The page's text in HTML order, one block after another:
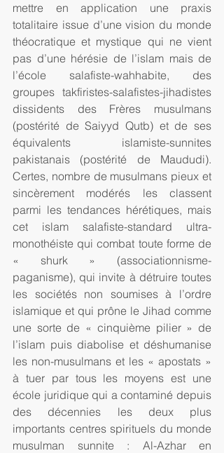
mettre en application une praxis
totalitaire issue d’une vision du monde
théocratique et mystique qui ne vient
pas d’une hérésie de l’islam mais de
l’école salafiste-wahhabite, des
groupes takfiristes-salafistes-jihadistes
dissidents des Frères musulmans
(postérité de Saiyyd Qutb) et de ses
équivalents islamiste-sunnites
pakistanais (postérité de Maududi).
Certes, nombre de musulmans pieux et
sincèrement modérés les classent
parmi les tendances hérétiques, mais
cet islam salafiste-standard ultra-
monothéiste qui combat toute forme de
« shurk » (associationnisme-
paganisme), qui invite à détruire toutes
les sociétés non soumises à l’ordre
islamique et qui prône le Jihad comme
une sorte de « cinquième pilier » de
l’islam puis diabolise et déshumanise
les non-musulmans et les « apostats »
à tuer par tous les moyens est une
école juridique qui a contaminé depuis
des décennies les deux plus
importants centres spirituels du monde
musulman sunnite : Al-Azhar en